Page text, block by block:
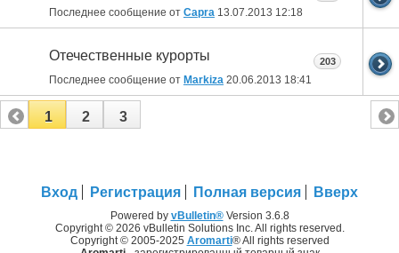
Последнее сообщение от Capra 13.07.2013 12:18
Отечественные курорты
Последнее сообщение от Markiza 20.06.2013 18:41
203
1 2 3
Вход Регистрация Полная версия Вверх
Powered by vBulletin®Version 3.6.8
Copyright © 2026 vBulletin Solutions Inc. All rights reserved.
Copyright © 2005-2025 Aromarti® All rights reserved